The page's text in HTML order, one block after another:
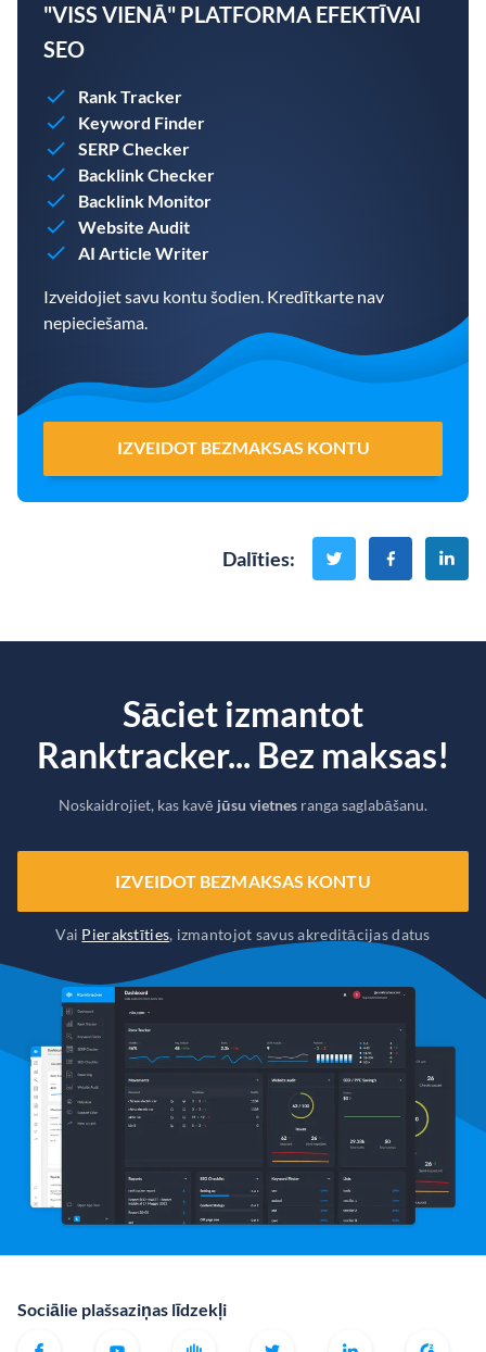
"VISS VIENĀ" PLATFORMA EFEKTĪVAI
SEO
Rank Tracker
Keyword Finder
SERP Checker
Backlink Checker
Backlink Monitor
Website Audit
AI Article Writer
Izveidojiet savu kontu šodien. Kredītkarte nav
nepieciešama.
IZVEIDOT BEZMAKSAS KONTU
Dalīties:
Sāciet izmantot
Ranktracker... Bez maksas!
Noskaidrojiet, kas kavē jūsu vietnes ranga saglabāšanu.
IZVEIDOT BEZMAKSAS KONTU
Vai Pierakstīties, izmantojot savus akreditācijas datus
Sociālie plašsaziņas līdzekļi